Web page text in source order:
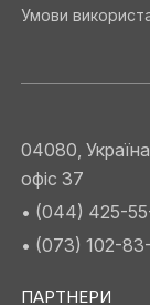
Умови
04080,
офіс 37
• (044) 425-
• (073) 102-
ПАРТНЕРИ